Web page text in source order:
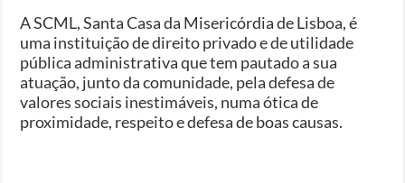
A SCML, Santa Casa da Misericórdia de Lisboa, é
uma instituição de direito privado e de utilidade
pública administrativa que tem pautado a sua
atuação, junto da comunidade, pela defesa de
valores sociais inestimáveis, numa ótica de
proximidade, respeito e defesa de boas causas.